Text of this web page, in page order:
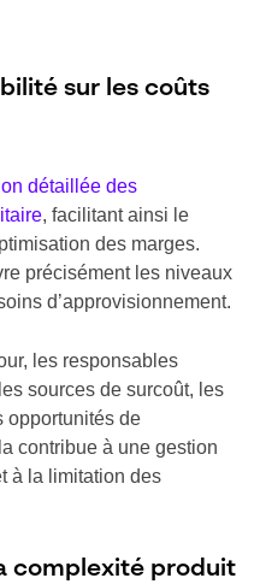
sur les coûts
détaillée des
, facilitant ainsi le
des marges.
précisément les niveaux
d’approvisionnement.
les responsables
sources de surcoût, les
opportunités de
contribue à une gestion
à la limitation des
complexité produit